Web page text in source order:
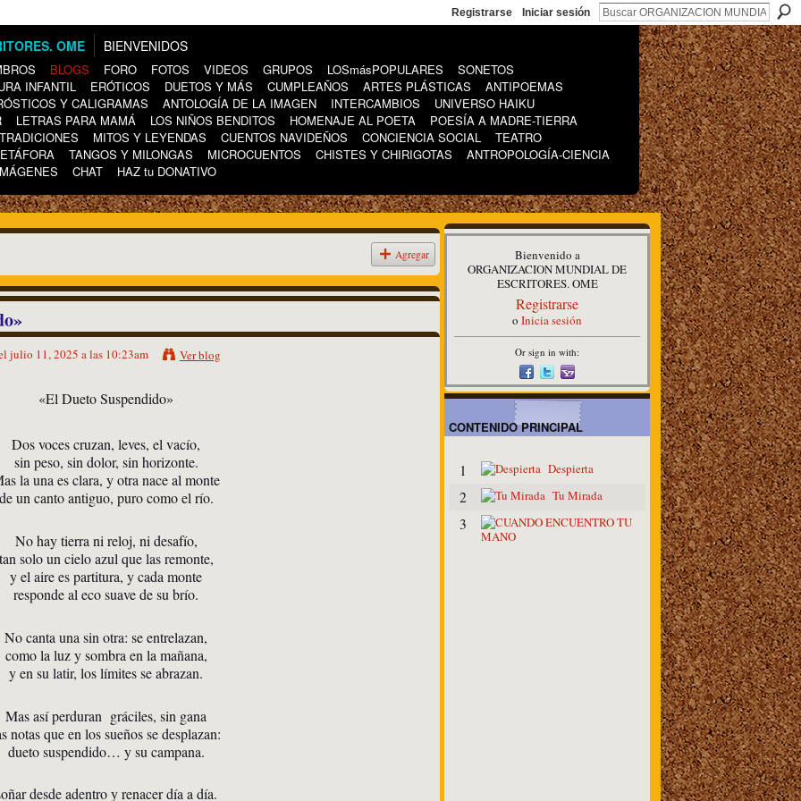
Registrarse Iniciar sesión
BIENVENIDOS
BLOGS FORO FOTOS VIDEOS GRUPOS LOSmásPOPULARES
SONETOS
INFANTIL
ERÓTICOS DUETOS Y MÁS CUMPLEAÑOS ARTES PLÁSTICAS
ANTIPOEMAS
Y CALIGRAMAS
ANTOLOGÍA DE LA IMAGEN INTERCAMBIOS
UNIVERSO HAIKU
LETRAS PARA MAMÁ LOS NIÑOS BENDITOS HOMENAJE AL POETA
POESÍA A MADRE-TIERRA
TRADICIONES
MITOS Y LEYENDAS CUENTOS NAVIDEÑOS CONCIENCIA SOCIAL
TEATRO
TANGOS Y MILONGAS MICROCUENTOS CHISTES Y CHIRIGOTAS
ANTROPOLOGÍA-CIENCIA
CHAT HAZ tu DONATIVO
Agregar
julio 11, 2025 a las 10:23am Ver blog
«El Dueto Suspendido»
Dos voces cruzan, leves, el vacío,
sin peso, sin dolor, sin horizonte.
la una es clara, y otra nace al monte
un canto antiguo, puro como el río.
No hay tierra ni reloj, ni desafío,
solo un cielo azul que las remonte,
y el aire es partitura, y cada monte
responde al eco suave de su brío.
No canta una sin otra: se entrelazan,
como la luz y sombra en la mañana,
y en su latir, los límites se abrazan.
Mas así perduran gráciles, sin gana
notas que en los sueños se desplazan:
dueto suspendido… y su campana.
desde adentro y renacer día a día.
Bienvenido a
ORGANIZACION MUNDIAL DE
ESCRITORES. OME
Registrarse
o Inicia sesión
Or sign in with:
CONTENIDO PRINCIPAL
1 Despierta
2 Tu Mirada
3